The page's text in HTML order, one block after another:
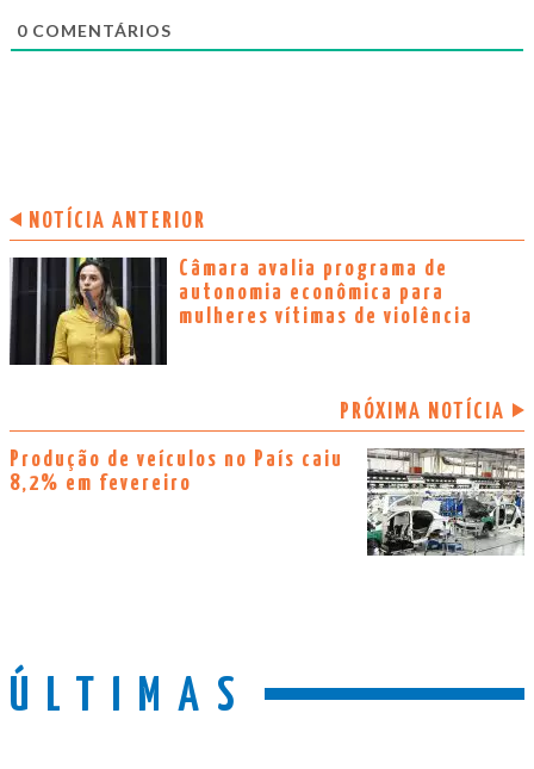
0 COMENTÁRIOS
NOTÍCIA ANTERIOR
Câmara avalia programa de
autonomia econômica para
mulheres vítimas de violência
PRÓXIMA NOTÍCIA
Produção de veículos no País caiu
8,2% em fevereiro
ÚLTIMAS